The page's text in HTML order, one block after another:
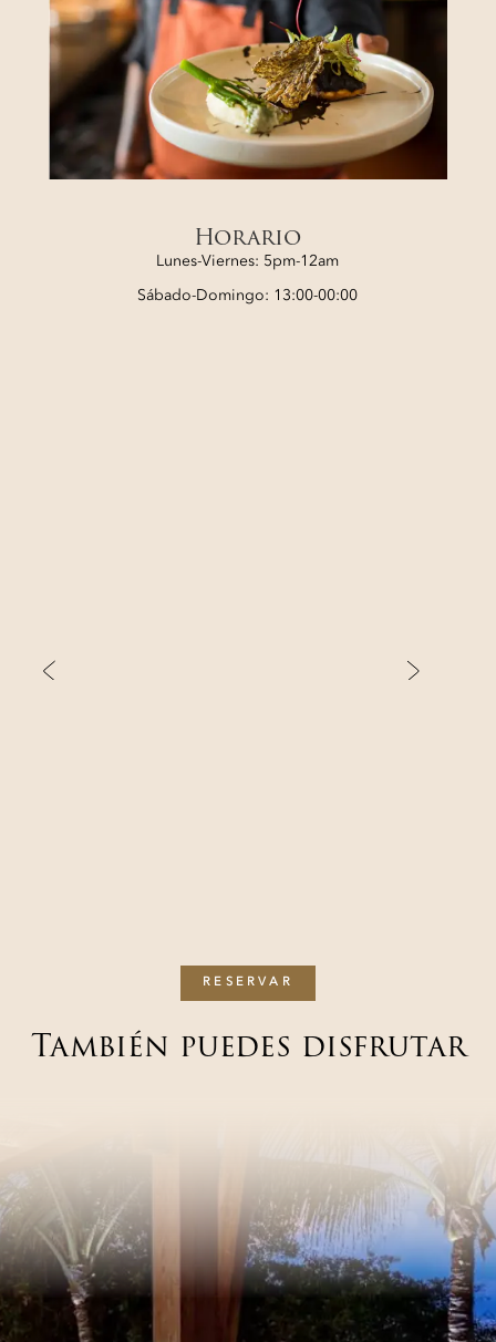
Horario
Lunes-Viernes: 5pm-12am
Sábado-Domingo: 13:00-00:00
Anterior Próximo
RESERVAR
También puedes disfrutar